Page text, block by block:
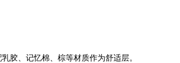
胶、记忆棉、棕等材质作为舒适层。